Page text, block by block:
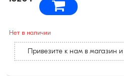
Нет в наличии
Привезите к нам в магазин